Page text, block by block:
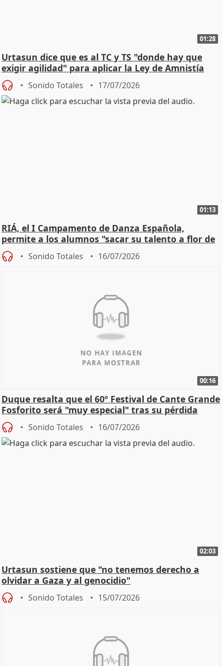
01:28
Urtasun dice que es al TC y TS "donde hay que
exigir agilidad" para aplicar la Ley de Amnistía
Sonido Totales 17/07/2026
01:13
RIÁ, el I Campamento de Danza Española,
permite a los alumnos "sacar su talento a flor de
piel"
Sonido Totales 16/07/2026
00:16
Duque resalta que el 60º Festival de Cante Grande
Fosforito será "muy especial" tras su pérdida
Sonido Totales 16/07/2026
02:03
Urtasun sostiene que "no tenemos derecho a
olvidar a Gaza y al genocidio"
Sonido Totales 15/07/2026